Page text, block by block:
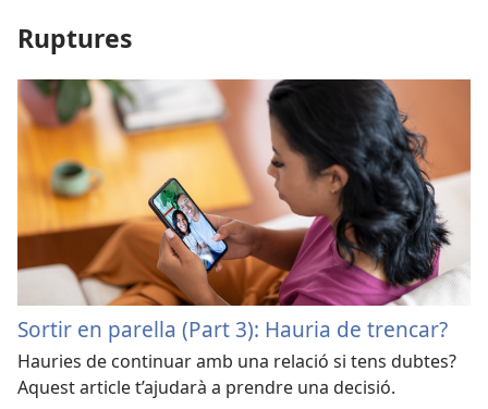
Ruptures
Sortir en parella (Part 3): Hauria de trencar?
Hauries de continuar amb una relació si tens dubtes?
Aquest article t’ajudarà a prendre una decisió.